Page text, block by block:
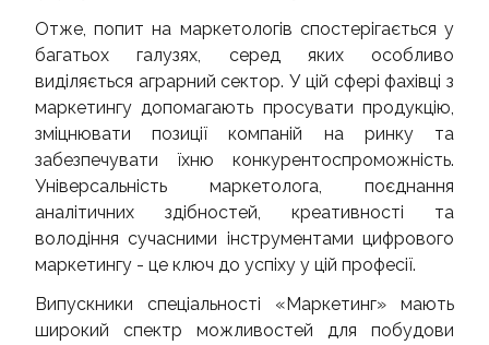
Отже, попит на маркетологів спостерігається у
багатьох галузях, серед яких особливо
виділяється аграрний сектор. У цій сфері фахівці з
маркетингу допомагають просувати продукцію,
зміцнювати позиції компаній на ринку та
забезпечувати їхню конкурентоспроможність.
Універсальність маркетолога, поєднання
аналітичних здібностей, креативності та
володіння сучасними інструментами цифрового
маркетингу - це ключ до успіху у цій професії.
Випускники спеціальності «Маркетинг» мають
широкий спектр можливостей для побудови